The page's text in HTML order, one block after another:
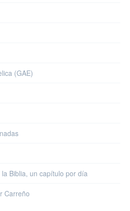
(GAE)
Biblia, un capítulo por día
Carreño